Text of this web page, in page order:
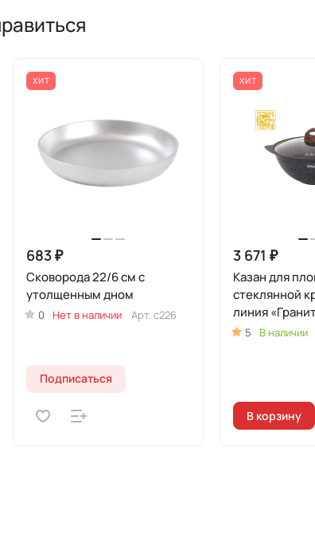
ХИТ
683 ₽
Сковорода 22/6 см с
утолщенным дном
0 Нет в наличии Арт. с226
Подписаться
ХИТ
3 671 ₽
Казан для
стеклянной
линия
5 В наличии
В корзину